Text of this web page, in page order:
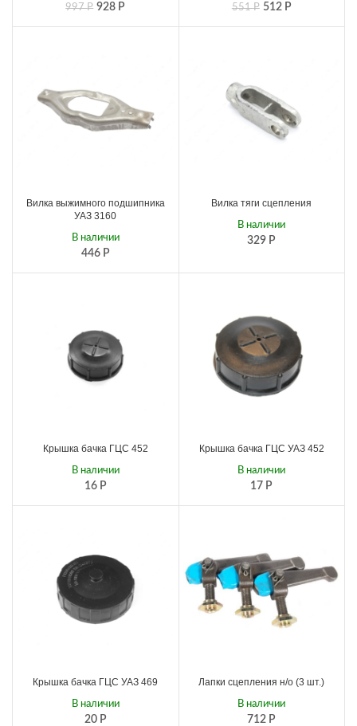
997Р 928 Р 551Р 512 Р
Вилка выжимного подшипника
УАЗ 3160
446 Р
В наличии
Вилка тяги сцепления
329 Р
В наличии
Крышка бачка ГЦС 452
16 Р
В наличии
Крышка бачка ГЦС УАЗ 452
17 Р
В наличии
Крышка бачка ГЦС УАЗ 469
20 Р
В наличии
Лапки сцепления н/о (3 шт.)
712 Р
В наличии